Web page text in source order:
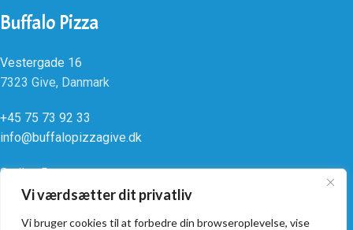
Vi værdsætter dit privatliv
Vi bruger cookies til at forbedre din browseroplevelse, vise
Buffalo Pizza
Vestergade 16
7323 Give, Danmark
+45 75 73 92 33
info@buffalopizzagive.dk
Smiley Rapport